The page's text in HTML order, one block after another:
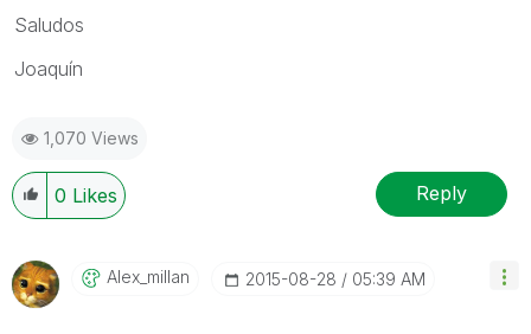
Saludos
Joaquín
1,070 Views
0 Likes Reply
Alex_millan ‎2015-08-28 05:39 AM